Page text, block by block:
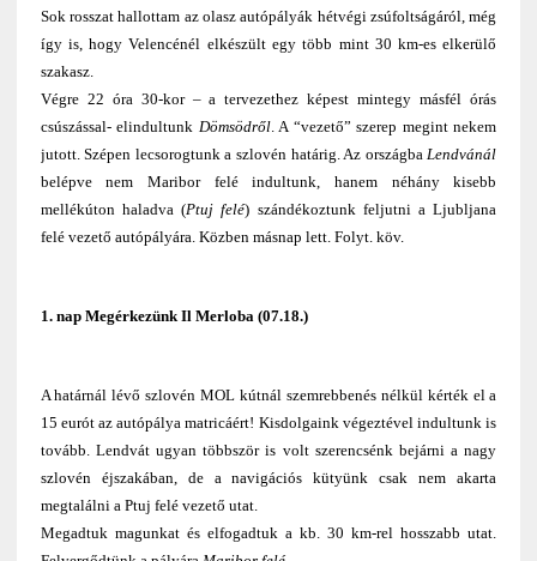
Sok rosszat hallottam az olasz autópályák hétvégi zsúfoltságáról, még
így is, hogy Velencénél elkészült egy több mint 30 km-es elkerülő
szakasz.
Végre 22 óra 30-kor – a tervezethez képest mintegy másfél órás
csúszással- elindultunk Dömsödről. A “vezető” szerep megint nekem
jutott. Szépen lecsorogtunk a szlovén határig. Az országbaLendvánál
belépve nem Maribor felé indultunk, hanem néhány kisebb
mellékúton haladva (Ptuj felé) szándékoztunk feljutni a Ljubljana
felé vezető autópályára. Közben másnap lett. Folyt. köv.
1. nap Megérkezünk Il Merloba (07.18.)
A határnál lévő szlovén MOL kútnál szemrebbenés nélkül kérték el a
15 eurót az autópálya matricáért! Kisdolgaink végeztével indultunk is
tovább. Lendvát ugyan többször is volt szerencsénk bejárni a nagy
szlovén éjszakában, de a navigációs kütyünk csak nem akarta
megtalálni a Ptuj felé vezető utat.
Megadtuk magunkat és elfogadtuk a kb. 30 km-rel hosszabb utat.